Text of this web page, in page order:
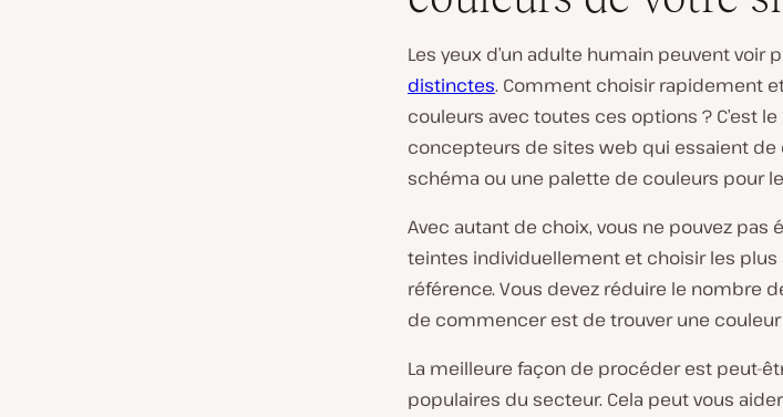
Les yeux d’un adulte humain peuvent voir
distinctes. Comment choisir rapidement
couleurs avec toutes ces options ? C’est
concepteurs de sites web qui essaient
schéma ou une palette de couleurs pour
Avec autant de choix, vous ne pouvez pas
teintes individuellement et choisir les
référence. Vous devez réduire le nombre
de commencer est de trouver une
La meilleure façon de procéder est peut-
populaires du secteur. Cela peut vous